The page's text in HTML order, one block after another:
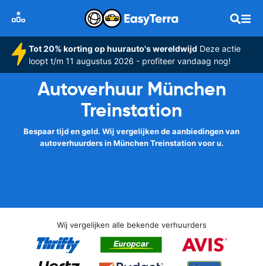
Tot 20% korting op huurauto's wereldwijd Deze actie
loopt t/m 11 augustus 2026 - profiteer vandaag nog!
Autoverhuur München
Treinstation
Bespaar tijd en geld. Wij vergelijken de aanbiedingen van
autoverhuurders in München Treinstation voor u.
Wij vergelijken alle bekende verhuurders